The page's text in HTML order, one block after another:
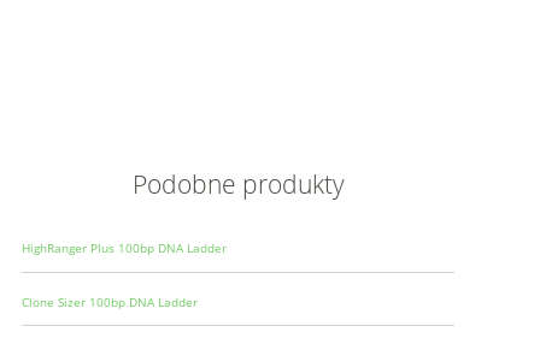
Podobne produkty
HighRanger Plus 100bp DNA Ladder
Clone Sizer 100bp DNA Ladder